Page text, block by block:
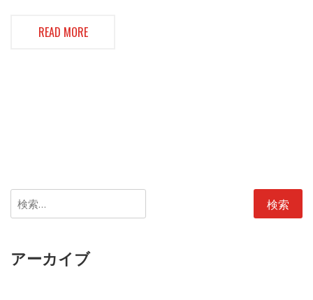
READ MORE
検
索:
アーカイブ